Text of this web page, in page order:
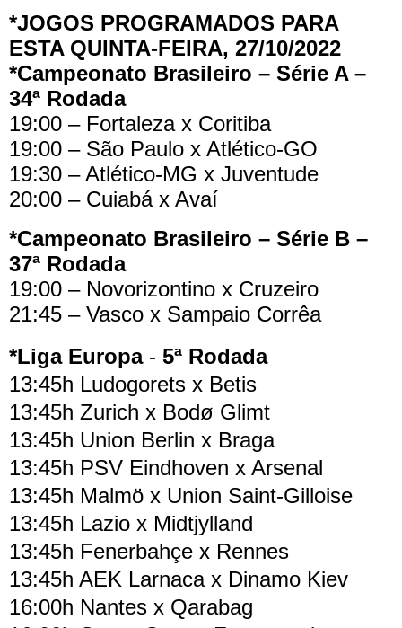
*JOGOS PROGRAMADOS PARA
ESTA QUINTA-FEIRA, 27/10/2022
*Campeonato Brasileiro – Série A –
34ª Rodada
19:00 – Fortaleza x Coritiba
19:00 – São Paulo x Atlético-GO
19:30 – Atlético-MG x Juventude
20:00 – Cuiabá x Avaí
*Campeonato Brasileiro – Série B –
37ª Rodada
19:00 – Novorizontino x Cruzeiro
21:45 – Vasco x Sampaio Corrêa
*Liga Europa- 5ª Rodada
13:45h Ludogorets x Betis
13:45h Zurich x Bodø Glimt
13:45h Union Berlin x Braga
13:45h PSV Eindhoven x Arsenal
13:45h Malmö x Union Saint-Gilloise
13:45h Lazio x Midtjylland
13:45h Fenerbahçe x Rennes
13:45h AEK Larnaca x Dinamo Kiev
16:00h Nantes x Qarabag